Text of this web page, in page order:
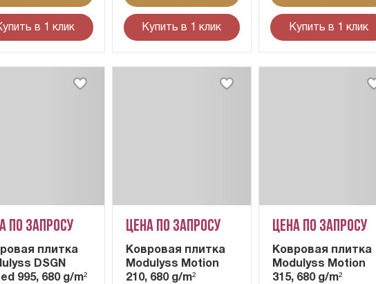
в 1 клик Купить в 1 клик Купить в 1 клик
по запросу
плитка
DSGN
995, 680 g/m²
Цена по запросу
Ковровая плитка
Modulyss Motion
210, 680 g/m²
Цена по запросу
Ковровая плитка
Modulyss Motion
315, 680 g/m²